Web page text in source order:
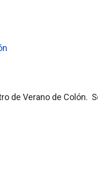
de Verano de Colón.